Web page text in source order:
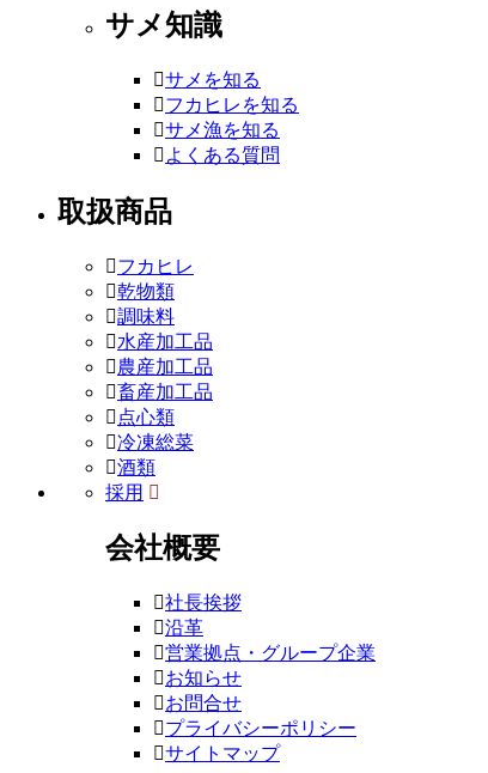
サメ知識
サメを知る
フカヒレを知る
サメ漁を知る
よくある質問
取扱商品
フカヒレ
乾物類
調味料
水産加工品
農産加工品
畜産加工品
点心類
冷凍総菜
酒類
採用
会社概要
社長挨拶
沿革
営業拠点・グループ企業
お知らせ
お問合せ
プライバシーポリシー
サイトマップ